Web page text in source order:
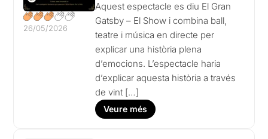
26/05/2026
Aquest espectacle es diu El Gran
Gatsby – El Show i combina ball,
teatre i música en directe per
explicar una història plena
d’emocions. L’espectacle haria
d’explicar aquesta història a través
de vint […]
Veure més